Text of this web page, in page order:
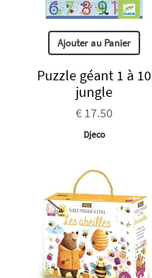
Ajouter au Panier
Puzzle géant 1 à 10
jungle
€ 17.50
Djeco